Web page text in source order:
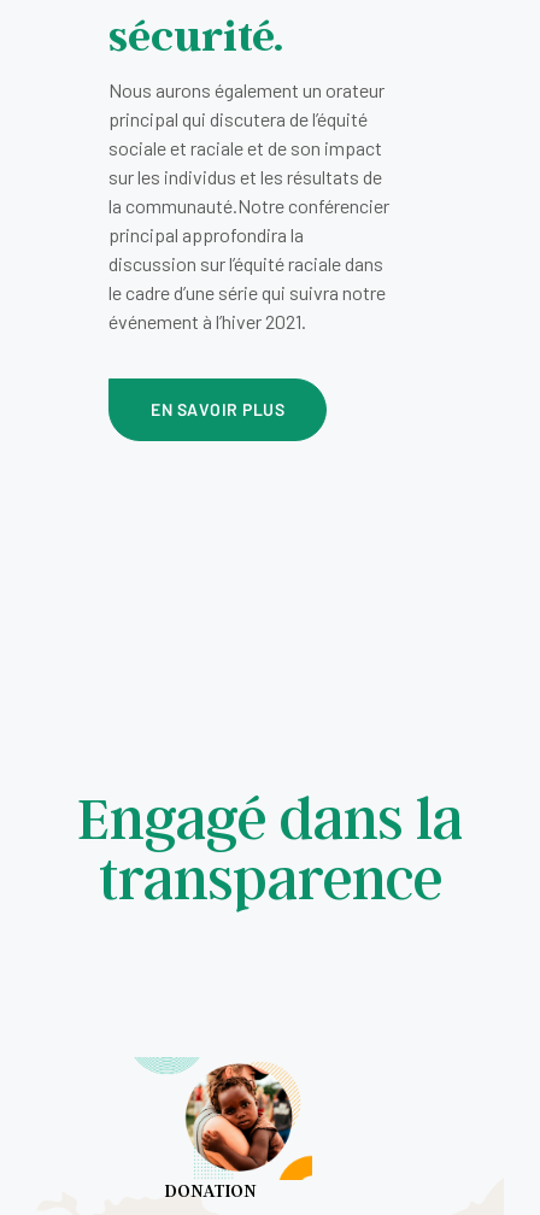
sécurité.
Nous aurons également un orateur
principal qui discutera de l’équité
sociale et raciale et de son impact
sur les individus et les résultats de
la communauté.Notre conférencier
principal approfondira la
discussion sur l’équité raciale dans
le cadre d’une série qui suivra notre
événement à l’hiver 2021.
EN SAVOIR PLUS
Engagé dans la
transparence
DONATION